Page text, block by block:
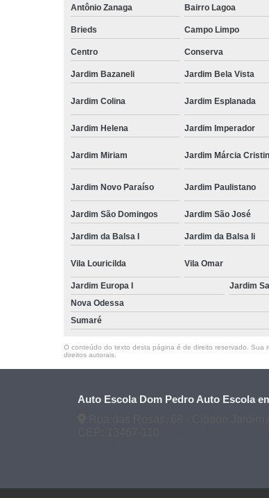
Antônio Zanaga Bairro Lagoa
Brieds Campo Limpo
Centro Conserva
Jardim Bazaneli Jardim Bela Vista
Jardim Colina Jardim Esplanada
Jardim Helena Jardim Imperador
Jardim Miriam Jardim Márcia
Jardim Novo Paraíso Jardim Paulistano
Jardim São Domingos Jardim São José
Jardim da Balsa I Jardim da Balsa Ii
Vila Louricilda Vila Omar
Jardim Europa I
Jardim
Nova Odessa
Sumaré
O conteúdo do texto desta página é de direito reservado. Sua
direitos autorais
Auto Escola Dom Pedro Auto Escola